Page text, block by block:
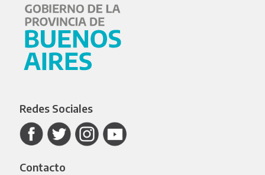
Redes Sociales
Contacto